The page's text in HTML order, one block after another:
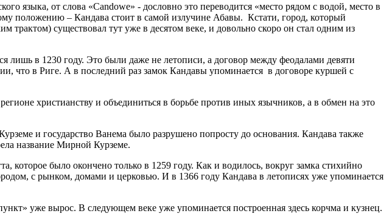
языка, от слова «Candowe» - дословно это переводится «место рядом с водой, место в
положению – Кандава стоит в самой излучине Абавы. Кстати, город, который
трактом) существовал тут уже в десятом веке, и довольно скоро он стал одним из
лишь в 1230 году. Это были даже не летописи, а договор между феодалами девяти
что в Риге. А в последний раз замок Кандавы упоминается в договоре куршей с
христианству и объединиться в борьбе против иных язычников, а в обмен на это
и государство Ванема было разрушено попросту до основания. Кандава также
название Мирной Курземе.
которое было окончено только в 1259 году. Как и водилось, вокруг замка стихийно
с рынком, домами и церковью. И в 1366 году Кандава в летописях уже упоминается
уже вырос. В следующем веке уже упоминается построенная здесь корчма и кузнец.